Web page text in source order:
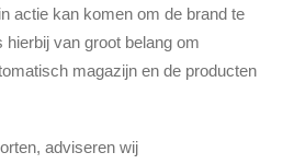
actie kan komen om de brand te
van groot belang om
magazijn en de producten
adviseren wij